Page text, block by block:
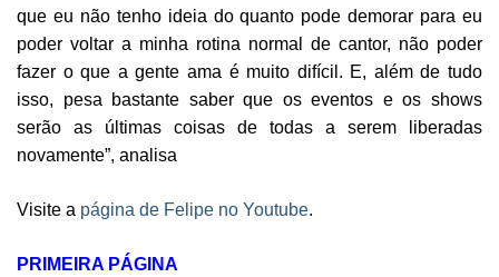
que eu não tenho ideia do quanto pode demorar para eu
poder voltar a minha rotina normal de cantor, não poder
fazer o que a gente ama é muito difícil. E, além de tudo
isso, pesa bastante saber que os eventos e os shows
serão as últimas coisas de todas a serem liberadas
novamente”, analisa
Visite a página de Felipe no Youtube.
PRIMEIRA PÁGINA